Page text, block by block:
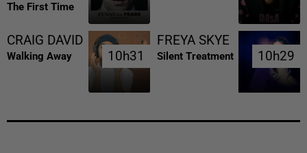
The First Time
CRAIG DAVID
Walking Away 10h31
10h31
FREYA SKYE
Silent Treatment 10h29
10h29